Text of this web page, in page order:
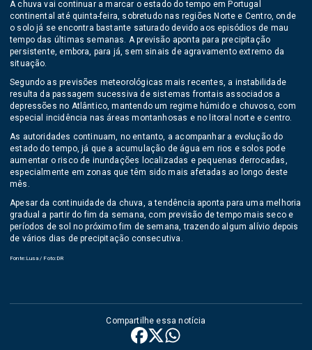
A chuva vai continuar a marcar o estado do tempo em Portugal
continental até quinta-feira, sobretudo nas regiões Norte e Centro, onde
o solo já se encontra bastante saturado devido aos episódios de mau
tempo das últimas semanas. A previsão aponta para precipitação
persistente, embora, para já, sem sinais de agravamento extremo da
situação.
Segundo as previsões meteorológicas mais recentes, a instabilidade
resulta da passagem sucessiva de sistemas frontais associados a
depressões no Atlântico, mantendo um regime húmido e chuvoso, com
especial incidência nas áreas montanhosas e no litoral norte e centro.
As autoridades continuam, no entanto, a acompanhar a evolução do
estado do tempo, já que a acumulação de água em rios e solos pode
aumentar o risco de inundações localizadas e pequenas derrocadas,
especialmente em zonas que têm sido mais afetadas ao longo deste
mês.
Apesar da continuidade da chuva, a tendência aponta para uma melhoria
gradual a partir do fim da semana, com previsão de tempo mais seco e
períodos de sol no próximo fim de semana, trazendo algum alívio depois
de vários dias de precipitação consecutiva.
Fonte:Lusa / Foto:DR
Compartilhe essa notícia